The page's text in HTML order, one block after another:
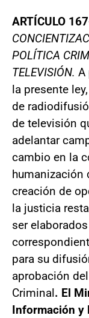
ARTÍCULO
POLÍTICA
TELEVISIÓN. A
la presente
de
de televisión
adelantar
cambio en la
humanización
creación de
la justicia
ser
para su
aprobación
Criminal. El
Información y